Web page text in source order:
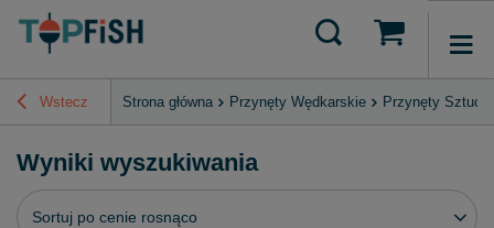
Wstecz Strona główna Przynęty Wędkarskie Przynęty
Wyniki wyszukiwania
Zmień sortowanie
Sortuj po cenie rosnąco